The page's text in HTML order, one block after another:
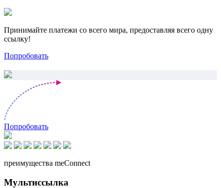
Принимайте платежи со всего мира, предоставляя всего одну
ссылку!
Попробовать
Попробовать
преимущества meConnect
Мультиссылка